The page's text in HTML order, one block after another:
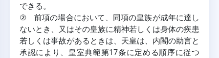
できる。
② 前項の場合において、同項の皇族が成年に達し
ないとき、又はその皇族に精神若しくは身体の疾患
若しくは事故があるときは、天皇は、内閣の助言と
承認により、皇室典範第17条に定める順序に従つ